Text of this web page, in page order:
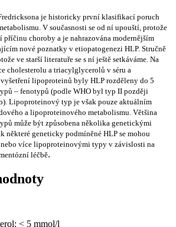
je historicky první klasifikací poruch
V současnosti se od ní upouští, protože
příčinu choroby a je nahrazována modernějším
nové poznatky v etiopatogenezi HLP. Stručně
ve starší literatuře se s ní ještě setkáváme. Na
cholesterolu a triacylglycerolů v séru a
lipoproteinů byly HLP rozděleny do 5
– fenotypů (podle WHO byl typ II později
Lipoproteinový typ je však pouze aktuálním
a lipoproteinového metabolismu. Většina
může být způsobena několika genetickými
některé geneticky podmíněné HLP se mohou
více lipoproteinovými typy v závislosti na
léčbě.
< 5 mmol/l